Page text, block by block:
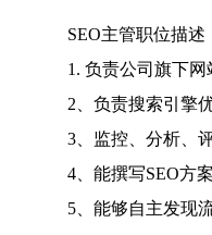
SEO主管职位描述
1. 负责公司旗下网
2、负责搜索引擎优
3、监控、分析、评
4、能撰写SEO方案
5、能够自主发现流